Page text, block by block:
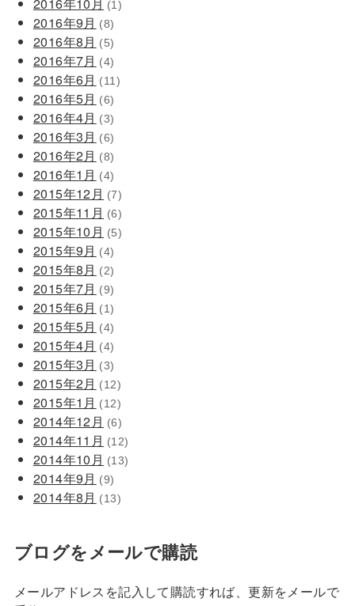
(1)
2016年9月 (8)
2016年8月 (5)
2016年7月 (4)
2016年6月 (11)
2016年5月 (6)
2016年4月 (3)
2016年3月 (6)
2016年2月 (8)
2016年1月 (4)
2015年12月 (7)
2015年11月 (6)
2015年10月 (5)
2015年9月 (4)
2015年8月 (2)
2015年7月 (9)
2015年6月 (1)
2015年5月 (4)
2015年4月 (4)
2015年3月 (3)
2015年2月 (12)
2015年1月 (12)
2014年12月 (6)
2014年11月 (12)
2014年10月 (13)
2014年9月 (9)
2014年8月 (13)
ブログをメールで購読
メールアドレスを記入して購読すれば、更新をメールで